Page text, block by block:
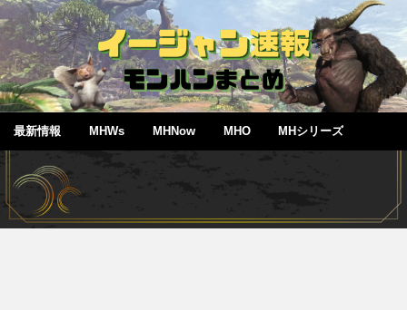
最新情報 MHWs MHNow MHO MHシリーズ